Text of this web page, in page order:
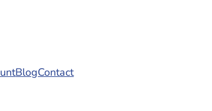
BlogContact